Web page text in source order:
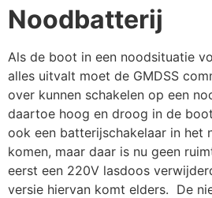
Noodbatterij
Als de boot in een noodsituatie
alles uitvalt moet de GMDSS
over kunnen schakelen op een
daartoe hoog en droog in de
ook een batterijschakelaar in het
komen, maar daar is nu geen
eerst een 220V lasdoos
versie hiervan komt elders. De